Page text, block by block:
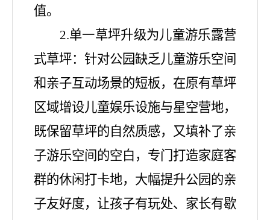
值。
2.单一草坪升级为儿童游乐露营
式草坪：针对公园缺乏儿童游乐空间
和亲子互动场景的短板，在原有草坪
区域增设儿童娱乐设施与星空营地，
既保留草坪的自然质感，又填补了亲
子游乐空间的空白，专门打造家庭客
群的休闲打卡地，大幅提升公园的亲
子友好度，让孩子有玩处、家长有歇